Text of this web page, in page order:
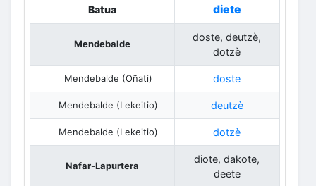
Batua diete
Mendebalde
doste, deutzè,
dotzè
Mendebalde (Oñati) doste
Mendebalde (Lekeitio) deutzè
Mendebalde (Lekeitio) dotzè
Nafar-Lapurtera
diote, dakote,
deete